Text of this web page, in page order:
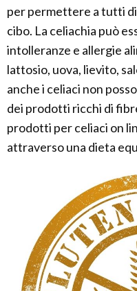
per permettere a tutti
cibo. La celiachia può
intolleranze e allergie
lattosio, uova, lievito,
anche i celiaci non
dei prodotti ricchi di
prodotti per celiaci on
attraverso una dieta